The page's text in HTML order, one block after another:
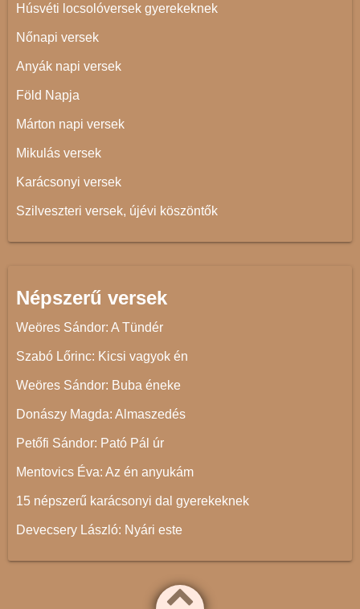
Húsvéti locsolóversek gyerekeknek
Nőnapi versek
Anyák napi versek
Föld Napja
Márton napi versek
Mikulás versek
Karácsonyi versek
Szilveszteri versek, újévi köszöntők
Népszerű versek
Weöres Sándor: A Tündér
Szabó Lőrinc: Kicsi vagyok én
Weöres Sándor: Buba éneke
Donászy Magda: Almaszedés
Petőfi Sándor: Pató Pál úr
Mentovics Éva: Az én anyukám
15 népszerű karácsonyi dal gyerekeknek
Devecsery László: Nyári este